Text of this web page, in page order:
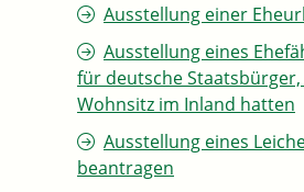
Ausstellung einer
Ausstellung eines
für deutsche
Wohnsitz im Inland hatten
Ausstellung eines
beantragen